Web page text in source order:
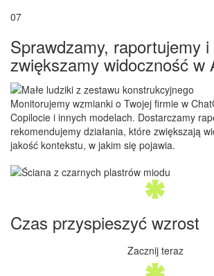
07
Sprawdzamy, raportujemy i
zwiększamy widoczność w
Monitorujemy wzmianki o Twojej firmie w
Copilocie i innych modelach. Dostarczamy
rekomendujemy działania, które zwiększają
jakość kontekstu, w jakim się pojawia.
Czas przyspieszyć wzrost
Zacznij teraz